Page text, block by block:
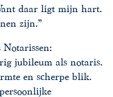
daar ligt mijn hart.
zijn.”
Notarissen:
jubileum als notaris.
en scherpe blik.